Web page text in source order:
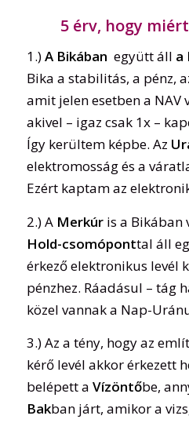
5 érv, hogy
1.)A Bikában együtt áll a
Bika a stabilitás, a pénz,
amit jelen esetben a NAV
akivel – igaz csak 1x –
Így kerültem képbe. Az
elektromosság és a
Ezért kaptam az
2.) A Merkúris a Bikában
Hold-csomóponttal áll
érkező elektronikus levél
pénzhez. Ráadásul – tág
közel vannak a Nap-
3.) Az a tény, hogy az
kérő levél akkor érkezett
belépett a Vízöntőbe,
Bakban járt, amikor a